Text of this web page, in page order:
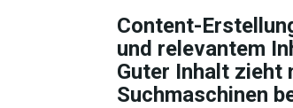
Content-
und relevantem
Guter Inhalt zieht
Suchmaschinen